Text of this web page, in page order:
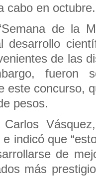
cabo en octubre.
de la
de las
fueron
este concurso,
pesos.
indicó que
de
más